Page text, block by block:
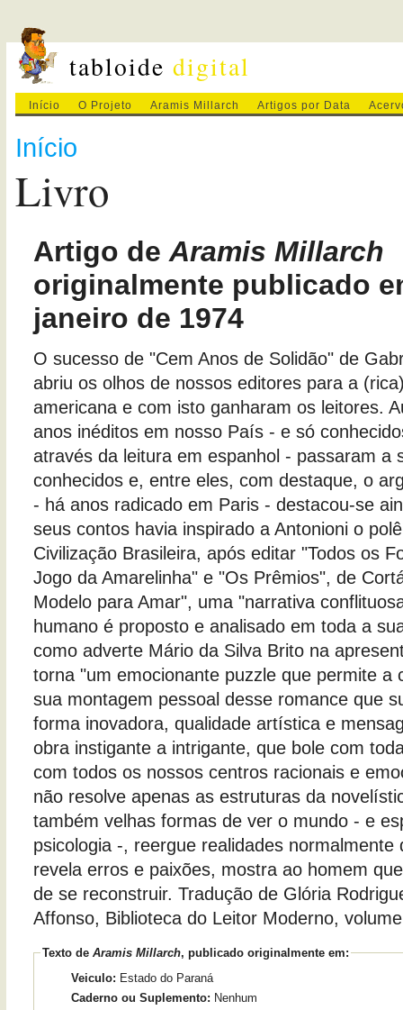
tabloidedigital
Início O Projeto Aramis Millarch Artigos por Data
Início
Livro
Artigo deAramis Millarch
originalmente publicado
janeiro de 1974
O sucesso de "Cem Anos de Solidão" de
abriu os olhos de nossos editores para a
americana e com isto ganharam os leitores.
anos inéditos em nosso País - e só
através da leitura em espanhol - passaram a
conhecidos e, entre eles, com destaque, o
- há anos radicado em Paris - destacou-se
seus contos havia inspirado a Antonioni o
Civilização Brasileira, após editar "Todos os
Jogo da Amarelinha" e "Os Prêmios", de
Modelo para Amar", uma "narrativa
humano é proposto e analisado em toda a
como adverte Mário da Silva Brito na
torna "um emocionante puzzle que permite a
sua montagem pessoal desse romance que
forma inovadora, qualidade artística e
obra instigante a intrigante, que bole com
com todos os nossos centros racionais e
não resolve apenas as estruturas da
também velhas formas de ver o mundo - e
psicologia -, reergue realidades normalmente
revela erros e paixões, mostra ao homem
de se reconstruir. Tradução de Glória
Affonso, Biblioteca do Leitor Moderno,
Texto de Aramis Millarch, publicado originalmente em:
Veiculo: Estado do Paraná
Caderno ou Suplemento: Nenhum